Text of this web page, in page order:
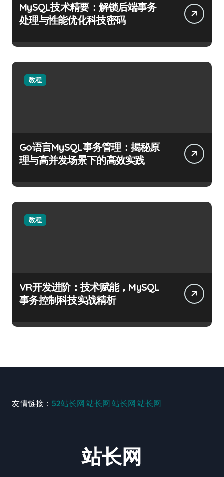
MySQL技术精要：解锁后端事务
处理与性能优化科技密码
教程
Go语言MySQL事务管理：揭秘原
理与高并发场景下的高效实践
教程
VR开发进阶：技术赋能，MySQL
事务控制科技实战精析
友情链接： 52站长网 站长网 站长网 站长网
站长网